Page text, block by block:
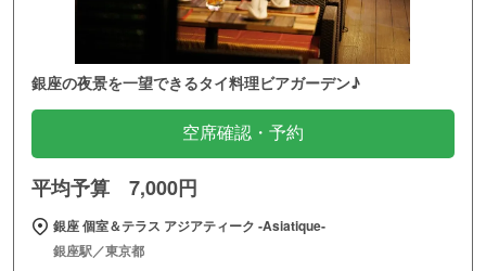
銀座の夜景を一望できるタイ料理ビアガーデン♪
空席確認・予約
平均予算 7,000円
銀座 個室＆テラス アジアティーク ‐Asiatique‐
銀座駅／東京都